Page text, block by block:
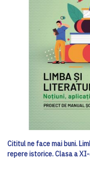
Cititul ne face mai buni.
repere istorice. Clasa a